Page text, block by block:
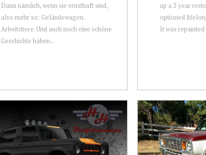
Dann nämlich, wenn sie ernsthaft sind,
also mehr so: Geländewagen.
Arbeitstiere. Und auch noch eine schöne
Geschichte haben...
up a 2 year
optioned
It was